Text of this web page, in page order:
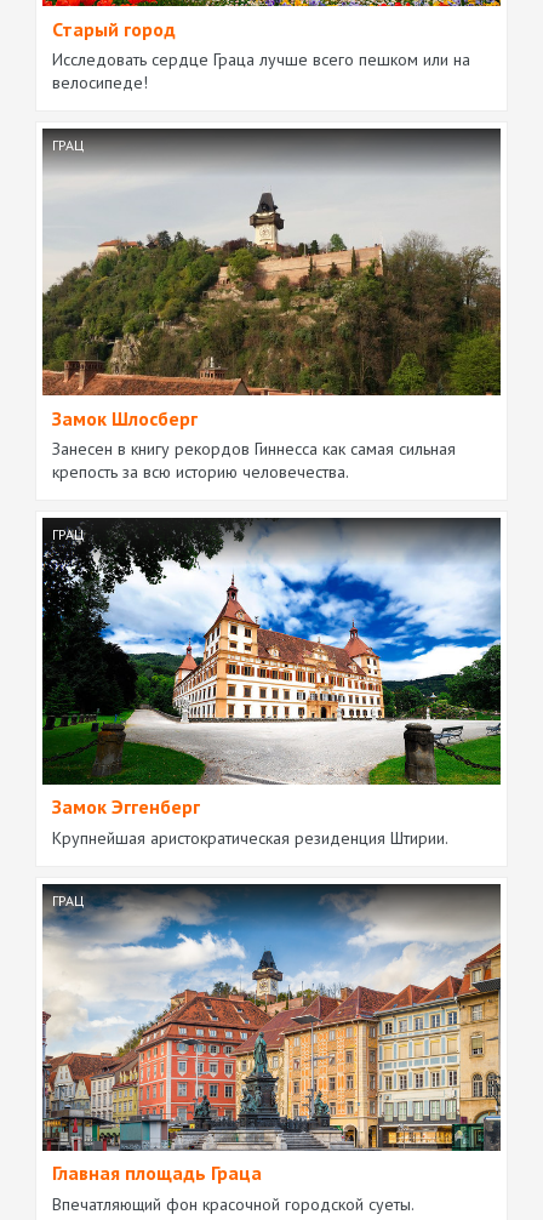
Старый город
Исследовать сердце Граца лучше всего пешком или на
велосипеде!
ГРАЦ
Замок Шлосберг
Занесен в книгу рекордов Гиннесса как самая сильная
крепость за всю историю человечества.
ГРАЦ
Замок Эггенберг
Крупнейшая аристократическая резиденция Штирии.
ГРАЦ
Главная площадь Граца
Впечатляющий фон красочной городской суеты.